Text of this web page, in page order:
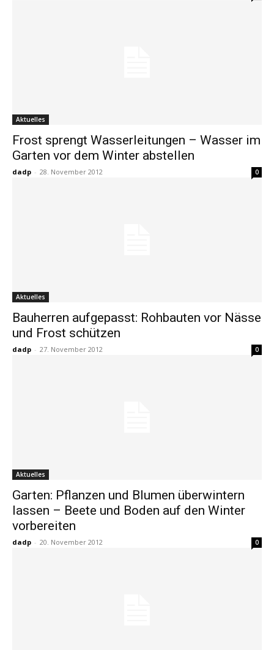
Aktuelles
Frost sprengt Wasserleitungen – Wasser im
Garten vor dem Winter abstellen
dadp - 28. November 2012 0
Aktuelles
Bauherren aufgepasst: Rohbauten vor Nässe
und Frost schützen
dadp - 27. November 2012 0
Aktuelles
Garten: Pflanzen und Blumen überwintern
lassen – Beete und Boden auf den Winter
vorbereiten
dadp - 20. November 2012 0